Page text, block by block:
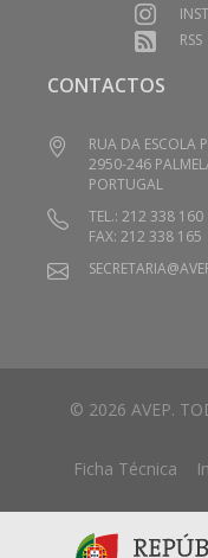
RSS
CONTACTOS
RUA DA ESCOLA
2950-246
PORTUGAL
TEL.: 212 338 160
FAX: 212 338 165
© 2026 AVEP.
Ficha Técnica